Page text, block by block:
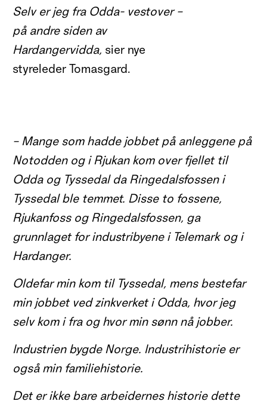
Selv er jeg fra Odda- vestover –
på andre siden av
Hardangervidda, sier nye
styreleder Tomasgard.
– Mange som hadde jobbet på anleggene på
Notodden og i Rjukan kom over fjellet til
Odda og Tyssedal da Ringedalsfossen i
Tyssedal ble temmet. Disse to fossene,
Rjukanfoss og Ringedalsfossen, ga
grunnlaget for industribyene i Telemark og i
Hardanger.
Oldefar min kom til Tyssedal, mens bestefar
min jobbet vedzinkverket i Odda, hvor jeg
selv kom i fra og hvor min sønn nå jobber.
Industrien bygde Norge. Industrihistorie er
også min familiehistorie.
Det er ikke bare arbeidernes historie dette